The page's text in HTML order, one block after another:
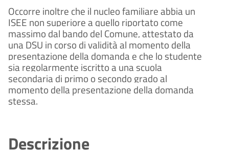
Occorre inoltre che il nucleo familiare abbia un
ISEE non superiore a quello riportato come
massimo dal bando del Comune, attestato da
una DSU in corso di validità al momento della
presentazione della domanda e che lo studente
sia regolarmente iscritto a una scuola
secondaria di primo o secondo grado al
momento della presentazione della domanda
stessa.
Descrizione